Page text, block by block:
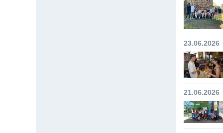
23.06.2026
21.06.2026